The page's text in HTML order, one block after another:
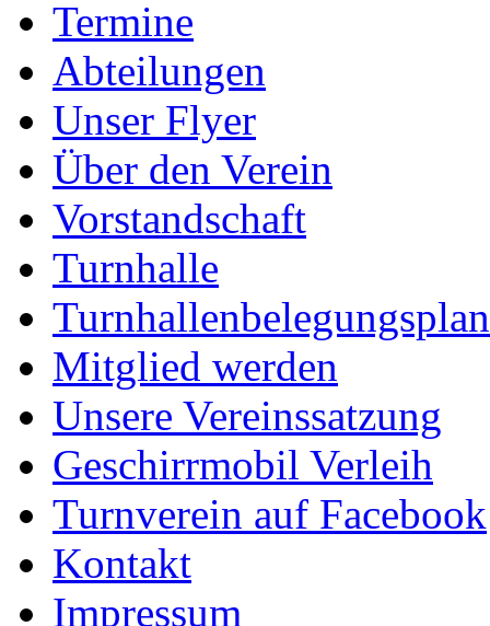
Termine
Abteilungen
Unser Flyer
Über den Verein
Vorstandschaft
Turnhalle
Turnhallenbelegungsplan
Mitglied werden
Unsere Vereinssatzung
Geschirrmobil Verleih
Turnverein auf Facebook
Kontakt
Impressum